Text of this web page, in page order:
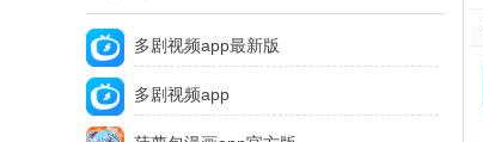
多剧视频app最新版
多剧视频app